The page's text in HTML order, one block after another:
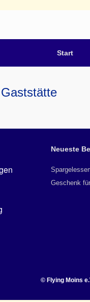
Start
Neueste
Geschenk
© Flying Moins